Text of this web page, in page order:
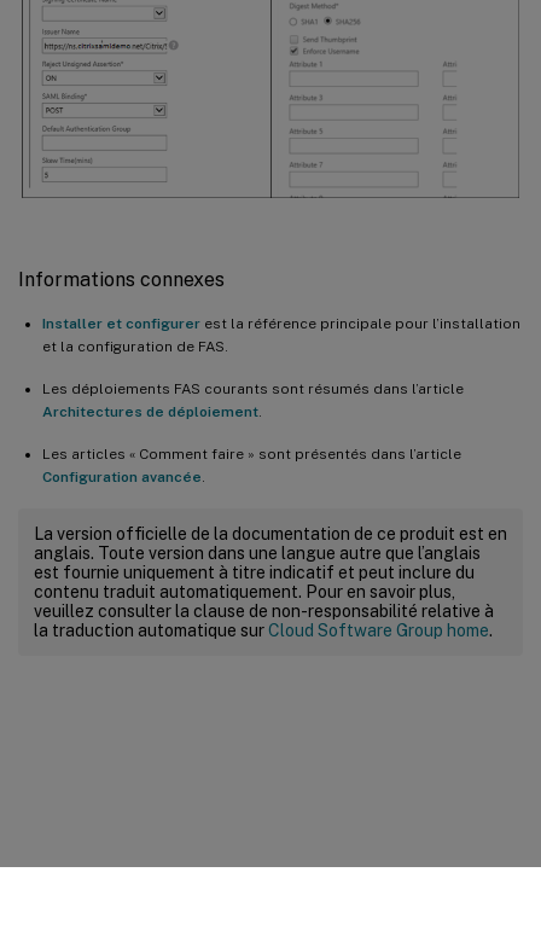
Informations connexes
Installer et configurer est la référence principale pour l’installation
et la configuration de FAS.
Les déploiements FAS courants sont résumés dans l’article
Architectures de déploiement.
Les articles « Comment faire » sont présentés dans l’article
Configuration avancée.
La version officielle de la documentation de ce produit est en
anglais. Toute version dans une langue autre que l’anglais
est fournie uniquement à titre indicatif et peut inclure du
contenu traduit automatiquement. Pour en savoir plus,
veuillez consulter la clause de non-responsabilité relative à
la traduction automatique surCloud Software Group home.